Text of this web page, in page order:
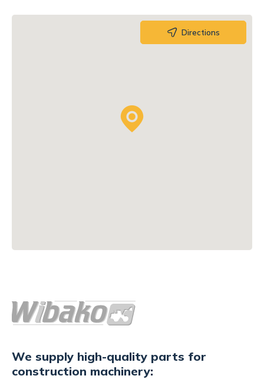
Directions
We supply high-quality parts for
construction machinery: